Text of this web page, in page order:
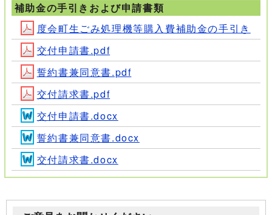
補助金の手引きおよび申請書類
度会町生ごみ処理機等購入費補助金の手引き
交付申請書.pdf
誓約書兼同意書.pdf
交付請求書.pdf
交付申請書.docx
誓約書兼同意書.docx
交付請求書.docx